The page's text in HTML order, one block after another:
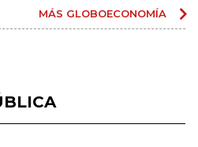
MÁS GLOBOECONOMÍA